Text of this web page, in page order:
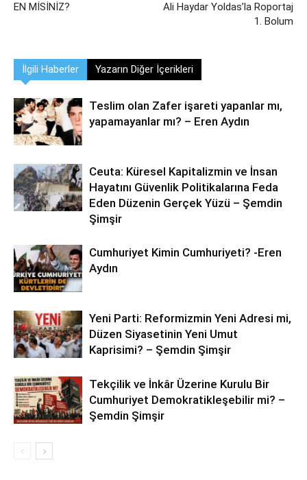
EN MİSİNİZ?
Ali Haydar Yoldas’la Roportaj
1. Bolum
İlgili Haberler Yazarın Diğer İçerikleri
Teslim olan Zafer işareti yapanlar mı,
yapamayanlar mı? – Eren Aydın
Ceuta: Küresel Kapitalizmin ve İnsan
Hayatını Güvenlik Politikalarına Feda
Eden Düzenin Gerçek Yüzü – Şemdin
Şimşir
Cumhuriyet Kimin Cumhuriyeti? -Eren
Aydın
Yeni Parti: Reformizmin Yeni Adresi mi,
Düzen Siyasetinin Yeni Umut
Kaprisimi? – Şemdin Şimşir
Tekçilik ve İnkâr Üzerine Kurulu Bir
Cumhuriyet Demokratikleşebilir mi? –
Şemdin Şimşir